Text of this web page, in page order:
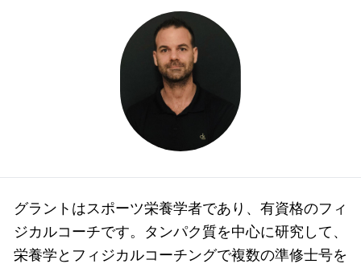
グラントはスポーツ栄養学者であり、有資格のフィ
ジカルコーチです。タンパク質を中心に研究して、
栄養学とフィジカルコーチングで複数の準修士号を